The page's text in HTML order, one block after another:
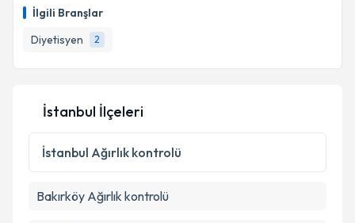
İlgili Branşlar
Diyetisyen
2
İstanbul İlçeleri
İstanbul Ağırlık kontrolü
Bakırköy Ağırlık kontrolü